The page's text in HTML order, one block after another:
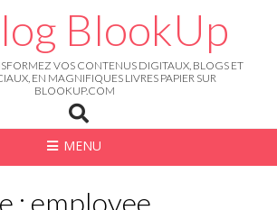
BlookUp
VOS CONTENUS DIGITAUX, BLOGS ET
EN MAGNIFIQUES LIVRES PAPIER SUR
BLOOKUP.COM
MENU
: employee